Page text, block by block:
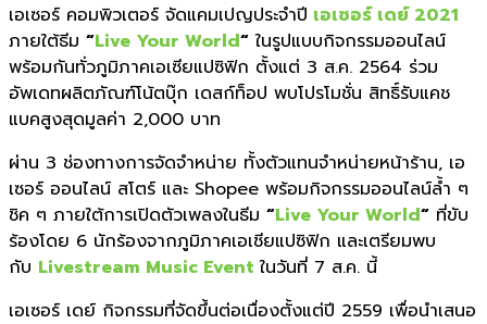
เอเซอร์ คอมพิวเตอร์ จัดแคมเปญประจำปี เอเซอร์ เดย์ 2021
ภายใต้ธีม “Live Your World“ ในรูปแบบกิจกรรมออนไลน์
พร้อมกันทั่วภูมิภาคเอเซียแปซิฟิก ตั้งแต่ 3 ส.ค. 2564 ร่วม
อัพเดทผลิตภัณฑ์โน้ตบุ๊ก เดสก์ท็อป พบโปรโมชั่น สิทธิ์รับแคช
แบคสูงสุดมูลค่า 2,000 บาท
ผ่าน 3 ช่องทางการจัดจำหน่าย ทั้งตัวแทนจำหน่ายหน้าร้าน, เอ
เซอร์ ออนไลน์ สโตร์ และ Shopee พร้อมกิจกรรมออนไลน์ล้ำ ๆ
ชิค ๆ ภายใต้การเปิดตัวเพลงในธีม “Live Your World“ ที่ขับ
ร้องโดย 6 นักร้องจากภูมิภาคเอเชียแปซิฟิก และเตรียมพบ
กับ Livestream Music Event ในวันที่ 7 ส.ค. นี้
เอเซอร์ เดย์ กิจกรรมที่จัดขึ้นต่อเนื่องตั้งแต่ปี 2559 เพื่อนำเสนอ